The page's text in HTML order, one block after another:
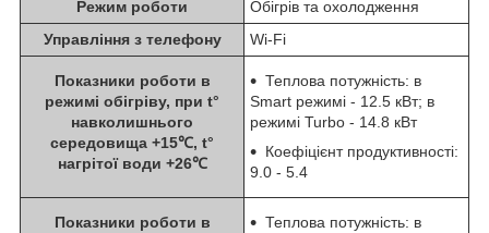
Режим роботи
Обігрів та охолодження
Управління з телефону
Wi-Fi
Показники роботи в
режимі обігріву, при t°
навколишнього
середовища +15℃, t°
нагрітої води +26℃
Теплова потужність: в
Smart режимі - 12.5 кВт; в
режимі Turbo - 14.8 кВт
Коефіцієнт продуктивності:
9.0 - 5.4
Показники роботи в
Теплова потужність: в